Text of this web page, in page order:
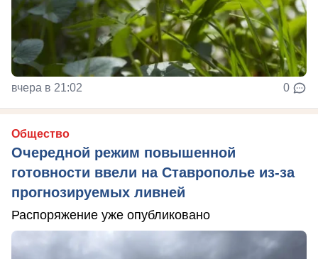
вчера в 21:02 0
Общество
Очередной режим повышенной
готовности ввели на Ставрополье из-за
прогнозируемых ливней
Распоряжение уже опубликовано